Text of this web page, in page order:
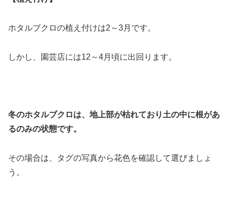
ホタルブクロの植え付けは2～3月です。
しかし、園芸店には12～4月頃に出回ります。
冬のホタルブクロは、地上部が枯れており土の中に根があ
るのみの状態です。
その場合は、タグの写真から花色を確認して選びましょ
う。